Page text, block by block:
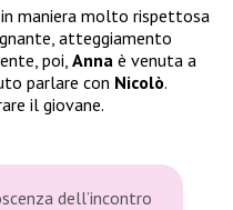
maniera molto rispettosa
atteggiamento
poi, Anna è venuta a
parlare con Nicolò.
il giovane.
dell’incontro